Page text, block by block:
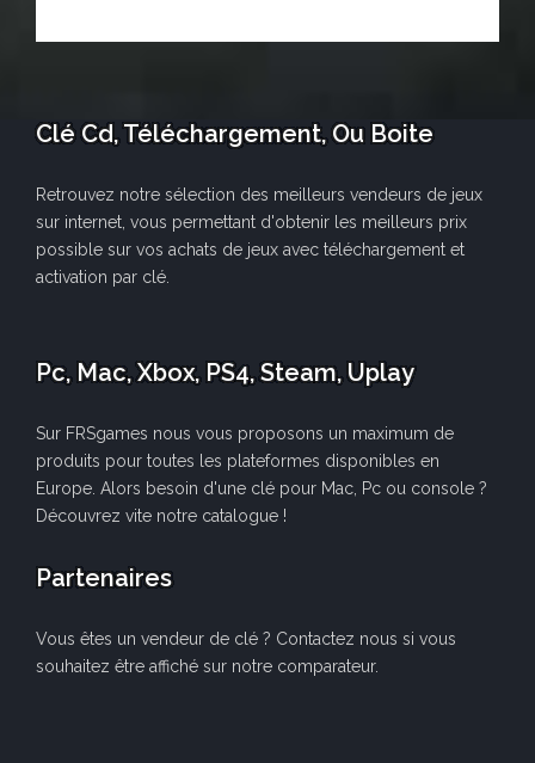
Clé Cd, Téléchargement, Ou Boite
Retrouvez notre sélection des meilleurs vendeurs de jeux
sur internet, vous permettant d'obtenir les meilleurs prix
possible sur vos achats de jeux avec téléchargement et
activation par clé.
Pc, Mac, Xbox, PS4, Steam, Uplay
Sur FRSgames nous vous proposons un maximum de
produits pour toutes les plateformes disponibles en
Europe. Alors besoin d'une clé pour Mac, Pc ou console ?
Découvrez vite notre catalogue !
Partenaires
Vous êtes un vendeur de clé ? Contactez nous si vous
souhaitez être affiché sur notre comparateur.